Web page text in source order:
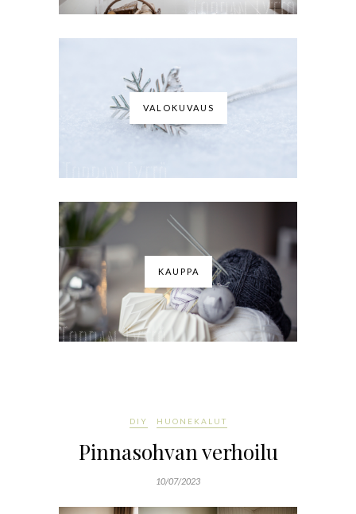
VALOKUVAUS
KAUPPA
DIY HUONEKALUT
Pinnasohvan verhoilu
10/07/2023